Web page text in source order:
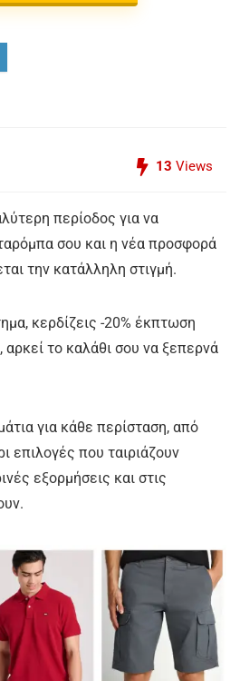
13 Views
περίοδος για να
σου και η νέα προσφορά
την κατάλληλη στιγμή.
κερδίζεις -20% έκπτωση
το καλάθι σου να ξεπερνά
για κάθε περίσταση, από
επιλογές που ταιριάζουν
εξορμήσεις και στις